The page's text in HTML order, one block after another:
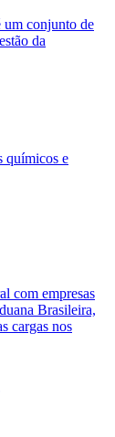
um conjunto de
da
químicos e
com empresas
Brasileira,
cargas nos